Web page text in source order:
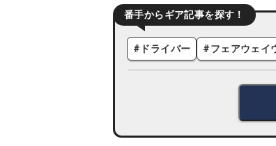
番手からギア記事を探す！
# ドライバー #フェアウェイ